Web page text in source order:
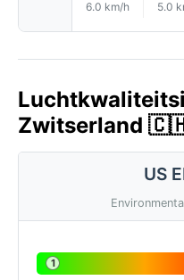
6.0 km/h 5.0
Zwitserland
US
1